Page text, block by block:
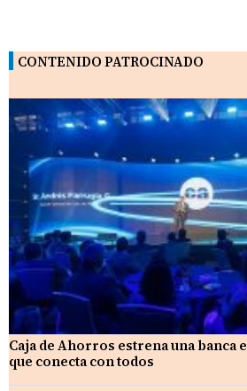
CONTENIDO PATROCINADO
Caja de Ahorros estrena una banca
que conecta con todos